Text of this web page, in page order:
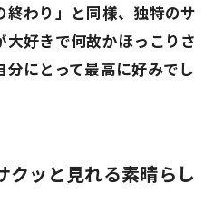
終わり」と同様、独特のサ
好きで何故かほっこりさ
にとって最高に好みでし
クッと見れる素晴らし